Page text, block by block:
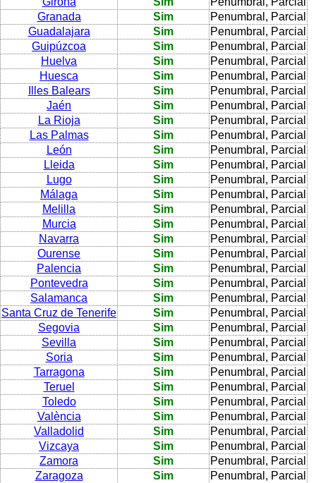
Granada
Sim
Penumbral, Parcial
Guadalajara
Sim
Penumbral, Parcial
Guipúzcoa
Sim
Penumbral, Parcial
Huelva
Sim
Penumbral, Parcial
Huesca
Sim
Penumbral, Parcial
Illes Balears
Sim
Penumbral, Parcial
Jaén
Sim
Penumbral, Parcial
La Rioja
Sim
Penumbral, Parcial
Las Palmas
Sim
Penumbral, Parcial
León
Sim
Penumbral, Parcial
Lleida
Sim
Penumbral, Parcial
Lugo
Sim
Penumbral, Parcial
Málaga
Sim
Penumbral, Parcial
Melilla
Sim
Penumbral, Parcial
Murcia
Sim
Penumbral, Parcial
Navarra
Sim
Penumbral, Parcial
Ourense
Sim
Penumbral, Parcial
Palencia
Sim
Penumbral, Parcial
Pontevedra
Sim
Penumbral, Parcial
Salamanca
Sim
Penumbral, Parcial
Santa Cruz de Tenerife
Sim
Penumbral, Parcial
Segovia
Sim
Penumbral, Parcial
Sevilla
Sim
Penumbral, Parcial
Soria
Sim
Penumbral, Parcial
Tarragona
Sim
Penumbral, Parcial
Teruel
Sim
Penumbral, Parcial
Toledo
Sim
Penumbral, Parcial
València
Sim
Penumbral, Parcial
Valladolid
Sim
Penumbral, Parcial
Vizcaya
Sim
Penumbral, Parcial
Zamora
Sim
Penumbral, Parcial
Zaragoza
Sim Penumbral, Parcial